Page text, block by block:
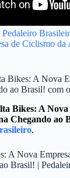
de Ciclismo da
Bikes: A Nova
ao Brasil! com
Bikes: A
Chegando ao
.
A Nova
Brasil! |